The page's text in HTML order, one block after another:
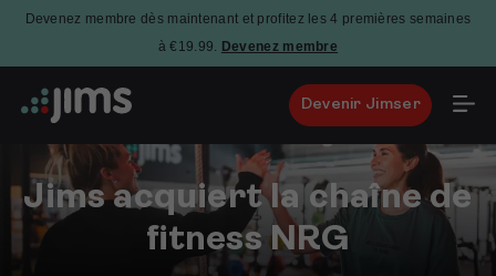
Devenez membre dès maintenant et profitez les 4 premières semaines
à €19.99. Devenez membre
Devenir Jimser
Jims acquiert la chaîne de
fitness NRG